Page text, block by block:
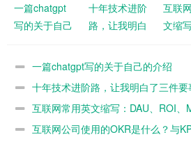
一篇chatgpt
写的关于自己
十年技术进阶
路，让我明白
（8000字长
互联
文缩
一篇chatgpt写的关于自己的介绍
十年技术进阶路，让我明白了三件要
互联网常用英文缩写：DAU、ROI
互联网公司使用的OKR是什么？与